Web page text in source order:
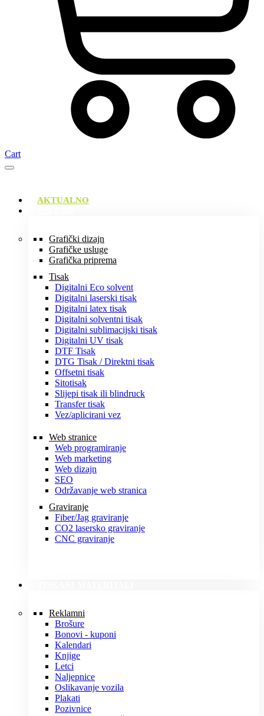
Cart
AKTUALNO
Grafički dizajn
Grafičke usluge
Grafička priprema
Tisak
Digitalni Eco solvent
Digitalni laserski tisak
Digitalni latex tisak
Digitalni solventni tisak
Digitalni sublimacijski tisak
Digitalni UV tisak
DTF Tisak
DTG Tisak / Direktni tisak
Offsetni tisak
Sitotisak
Slijepi tisak ili blindruck
Transfer tisak
Vez/aplicirani vez
Web stranice
Web programiranje
Web marketing
Web dizajn
SEO
Održavanje web stranica
Graviranje
Fiber/Jag graviranje
CO2 lasersko graviranje
CNC graviranje
Reklamni
Brošure
Bonovi - kuponi
Kalendari
Knjige
Letci
Naljepnice
Oslikavanje vozila
Plakati
Pozivnice